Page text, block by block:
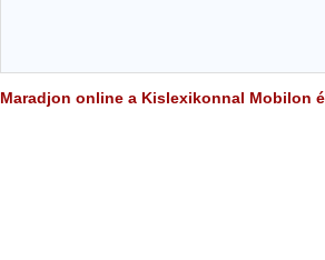
Maradjon online a Kislexikonnal Mobilon